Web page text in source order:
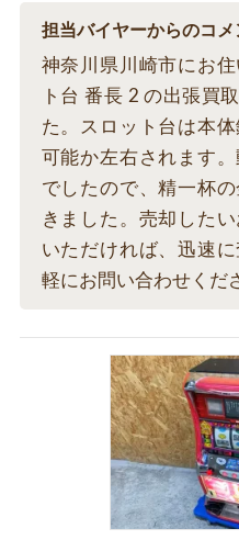
担当バイヤーからのコメ
神奈川県川崎市にお
ト台 番長 2 の出張買
た。スロット台は本
可能か左右されます
でしたので、精一杯
きました。売却した
いただければ、迅速
軽にお問い合わせくだ